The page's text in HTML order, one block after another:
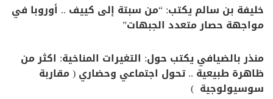
خليفة بن سالم يكتب: “من سبتة إلى كييف .. أوروبا في
مواجهة حصار متعدد الجبهات”
منذر بالضيافي يكتب حول: التغيرات المناخية: اكثر من
ظاهرة طبيعية .. تحول اجتماعي وحضاري ( مقاربة
سوسيولوجية )